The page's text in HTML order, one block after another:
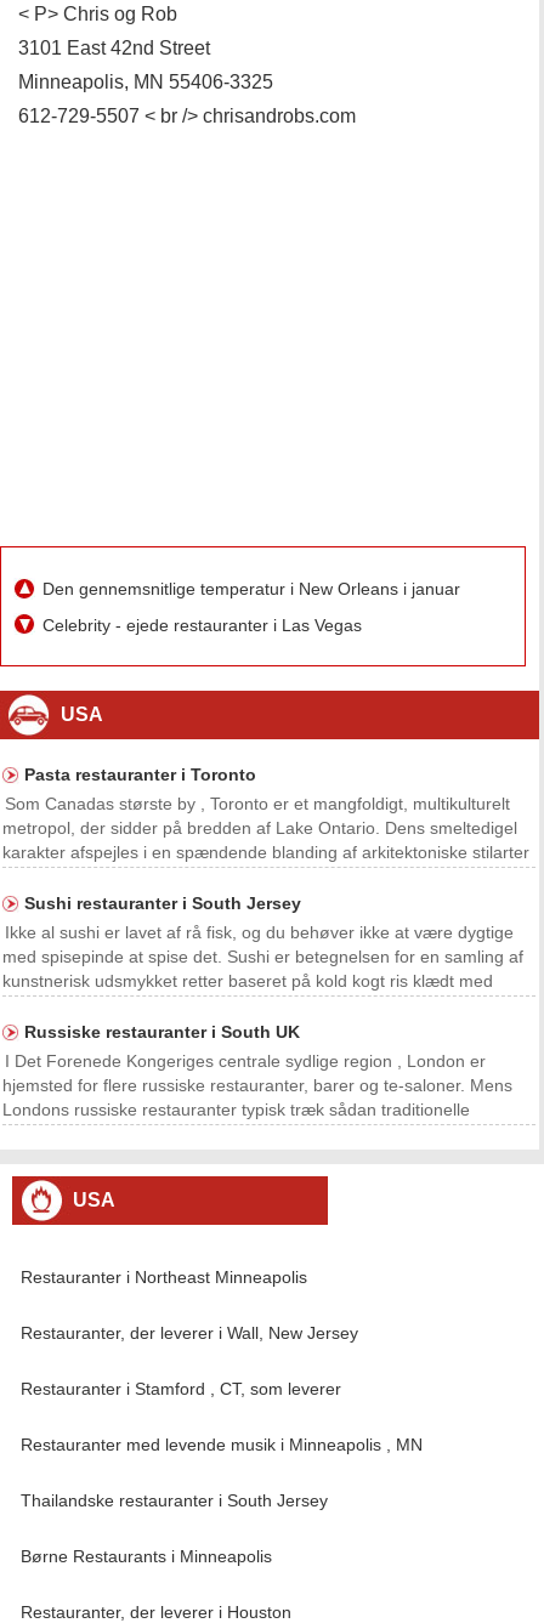
< P> Chris og Rob
3101 East 42nd Street
Minneapolis, MN 55406-3325
612-729-5507 < br /> chrisandrobs.com
Den gennemsnitlige temperatur i New Orleans i januar
Celebrity - ejede restauranter i Las Vegas
USA
Pasta restauranter i Toronto
Som Canadas største by , Toronto er et mangfoldigt, multikulturelt
metropol, der sidder på bredden af Lake Ontario. Dens smeltedigel
karakter afspejles i en spændende blanding af arkitektoniske stilarter
en sofistikeret urban cr
Sushi restauranter i South Jersey
Ikke al sushi er lavet af rå fisk, og du behøver ikke at være dygtige
med spisepinde at spise det. Sushi er betegnelsen for en samling af
kunstnerisk udsmykket retter baseret på kold kogt ris klædt med
skaldyr. Prøv denne japanske fing
Russiske restauranter i South UK
I Det Forenede Kongeriges centrale sydlige region , London er
hjemsted for flere russiske restauranter, barer og te-saloner. Mens
Londons russiske restauranter typisk træk sådan traditionelle
USA
Restauranter i Northeast Minneapolis
Restauranter, der leverer i Wall, New Jersey
Restauranter i Stamford , CT, som leverer
Restauranter med levende musik i Minneapolis , MN
Thailandske restauranter i South Jersey
Børne Restaurants i Minneapolis
Restauranter, der leverer i Houston